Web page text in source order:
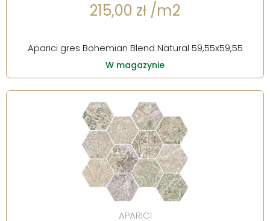
215,00 zł /m2
Aparici gres Bohemian Blend Natural 59,55x59,55
W magazynie
APARICI